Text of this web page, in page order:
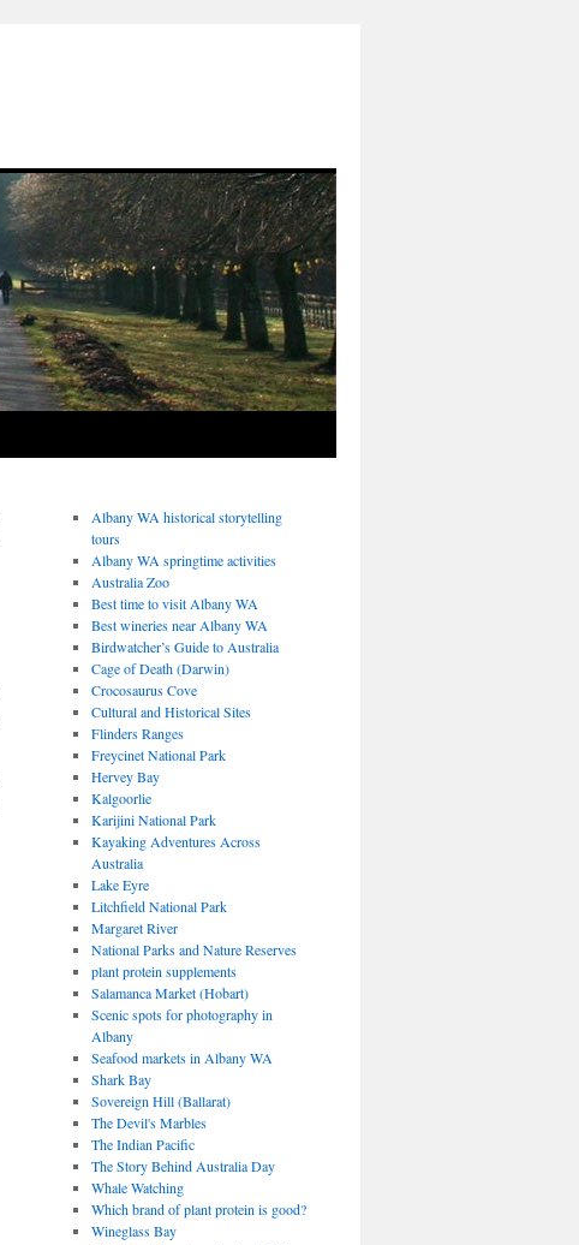
Albany WA historical storytelling
tours
Albany WA springtime activities
Australia Zoo
Best time to visit Albany WA
Best wineries near Albany WA
Birdwatcher’s Guide to Australia
Cage of Death (Darwin)
Crocosaurus Cove
Cultural and Historical Sites
Flinders Ranges
Freycinet National Park
Hervey Bay
Kalgoorlie
Karijini National Park
Kayaking Adventures Across
Australia
Lake Eyre
Litchfield National Park
Margaret River
National Parks and Nature Reserves
plant protein supplements
Salamanca Market (Hobart)
Scenic spots for photography in
Albany
Seafood markets in Albany WA
Shark Bay
Sovereign Hill (Ballarat)
The Devil's Marbles
The Indian Pacific
The Story Behind Australia Day
Whale Watching
Which brand of plant protein is good?
Wineglass Bay